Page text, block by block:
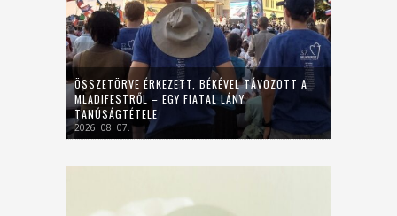
ÖSSZETÖRVE ÉRKEZETT, BÉKÉVEL TÁVOZOTT A
MLADIFESTRŐL – EGY FIATAL LÁNY
TANÚSÁGTÉTELE
2026. 08. 07.